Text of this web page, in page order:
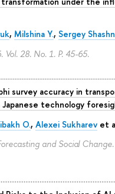
, Milshina Y., Sergey
Vol. 28. No. 1. P. 45-65.
survey accuracy in
Japanese technology
O., Alexei Sukharev et
and Social